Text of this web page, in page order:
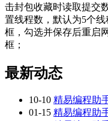
击封包收藏时读取提交
置线程数，默认为5个
框，勾选并保存后重启
框；
最新动态
10-10 精易编程助
01-15 精易编程助